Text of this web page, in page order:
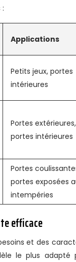
Applications
Petits jeux, portes
intérieures
Portes extérieures,
portes intérieures
Portes
portes exposées
intempéries
efficace
et des
le plus adapté